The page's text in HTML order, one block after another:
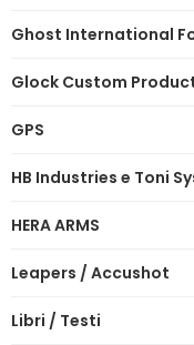
Ghost International
Glock Custom
GPS
HB Industries e Toni
HERA ARMS
Leapers / Accushot
Libri / Testi